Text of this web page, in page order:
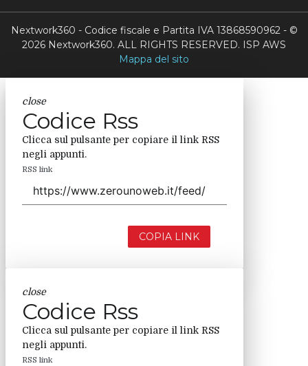
Nextwork360 - Codice fiscale e Partita IVA 13868590962 - ©
2026 Nextwork360. ALL RIGHTS RESERVED. ISP AWS
Mappa del sito
close
Codice Rss
Clicca sul pulsante per copiare il link RSS
negli appunti.
RSS link
COPIA LINK
close
Codice Rss
Clicca sul pulsante per copiare il link RSS
negli appunti.
RSS link